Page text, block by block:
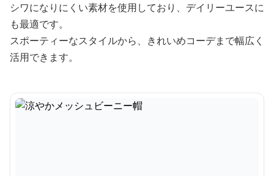
シワになりにくい素材を使用しており、デイリーユースに
も最適です。
スポーティーなスタイルから、きれいめコーデまで幅広く
活用できます。